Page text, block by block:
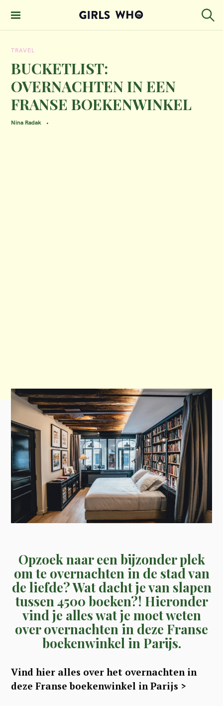
GIRLS WHO
TRAVEL
BUCKETLIST:
OVERNACHTEN IN EEN
FRANSE BOEKENWINKEL
Nina Radak
Opzoek naar een bijzonder plek
om te overnachten in de stad van
de liefde? Wat dacht je van slapen
tussen 4500 boeken?! Hieronder
vind je alles wat je moet weten
over overnachten in deze Franse
boekenwinkel in Parijs.
Vind hier alles over het overnachten in
deze Franse boekenwinkel in Parijs >